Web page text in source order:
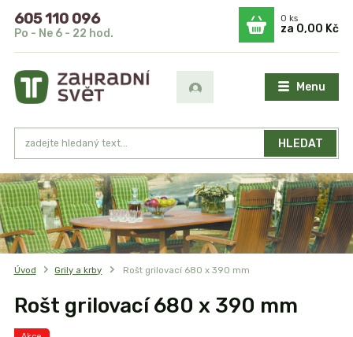
Menu
HLEDAT
605 110 096
Po - Ne 6 - 22 hod.
0ks
za 0,00 Kč
Úvod Grily a krby Rošt grilovací 680 x 390 mm
Rošt grilovací 680 x 390 mm